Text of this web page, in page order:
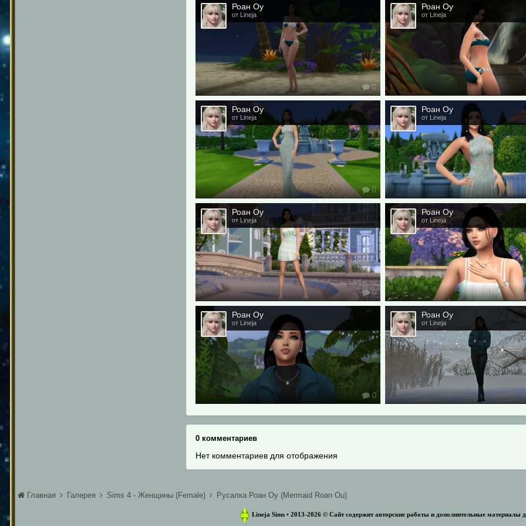
Роан Оу
от Lineja
0
Роан Оу
от Lineja
Роан Оу
от Lineja
0
Роан Оу
от Lineja
Роан Оу
от Lineja
0
Роан Оу
от Lineja
Роан Оу
от Lineja
0
Роан Оу
от Lineja
0 комментариев
Нет комментариев для отображения
Главная Галерея Sims 4 - Женщины (Female) Русалка Роан Оу (Mermaid Roan Ou)
Lineja Sims • 2013-2026 ©️ Сайт содержит авторские работы и дополнительные материалы